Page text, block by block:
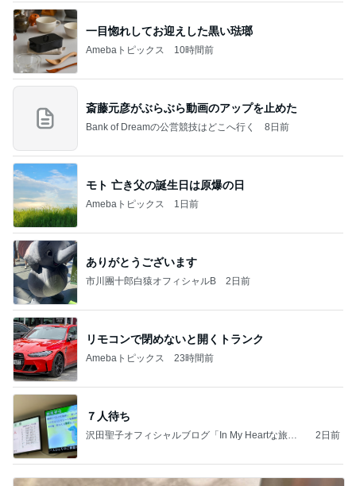
一目惚れしてお迎えした黒い琺瑯
Amebaトピックス 10時間前
斎藤元彦がぶらぶら動画のアップを止めた
Bank of Dreamの公営競技はどこへ行く 8日前
モト 亡き父の誕生日は原爆の日
Amebaトピックス 1日前
ありがとうございます
市川團十郎白猿オフィシャルB 2日前
リモコンで閉めないと開くトランク
Amebaトピックス 23時間前
７人待ち
沢田聖子オフィシャルブログ「In My Heartな旅日
2日前